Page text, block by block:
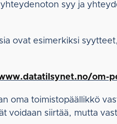
syy ja
ovat esimerkiksi
om-
oma toimistopäällikkö
voidaan siirtää, mutta